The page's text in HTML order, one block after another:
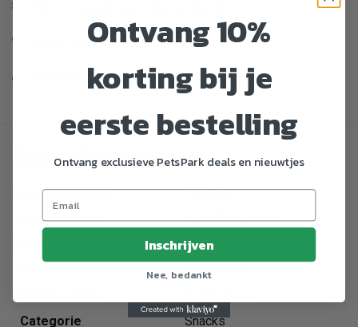
Gratis Verzending vanaf € 39,-
Veilig en gemakkelijk betalen
Specificaties
Artikelnummer
767028
EAN nummer
8716793905041
Hond
Pets Taste
Categorie
Snacks
Ontvang 10%
korting bij je
eerste bestelling
Ontvang exclusieve PetsPark deals en nieuwtjes
Inschrijven
Nee, bedankt